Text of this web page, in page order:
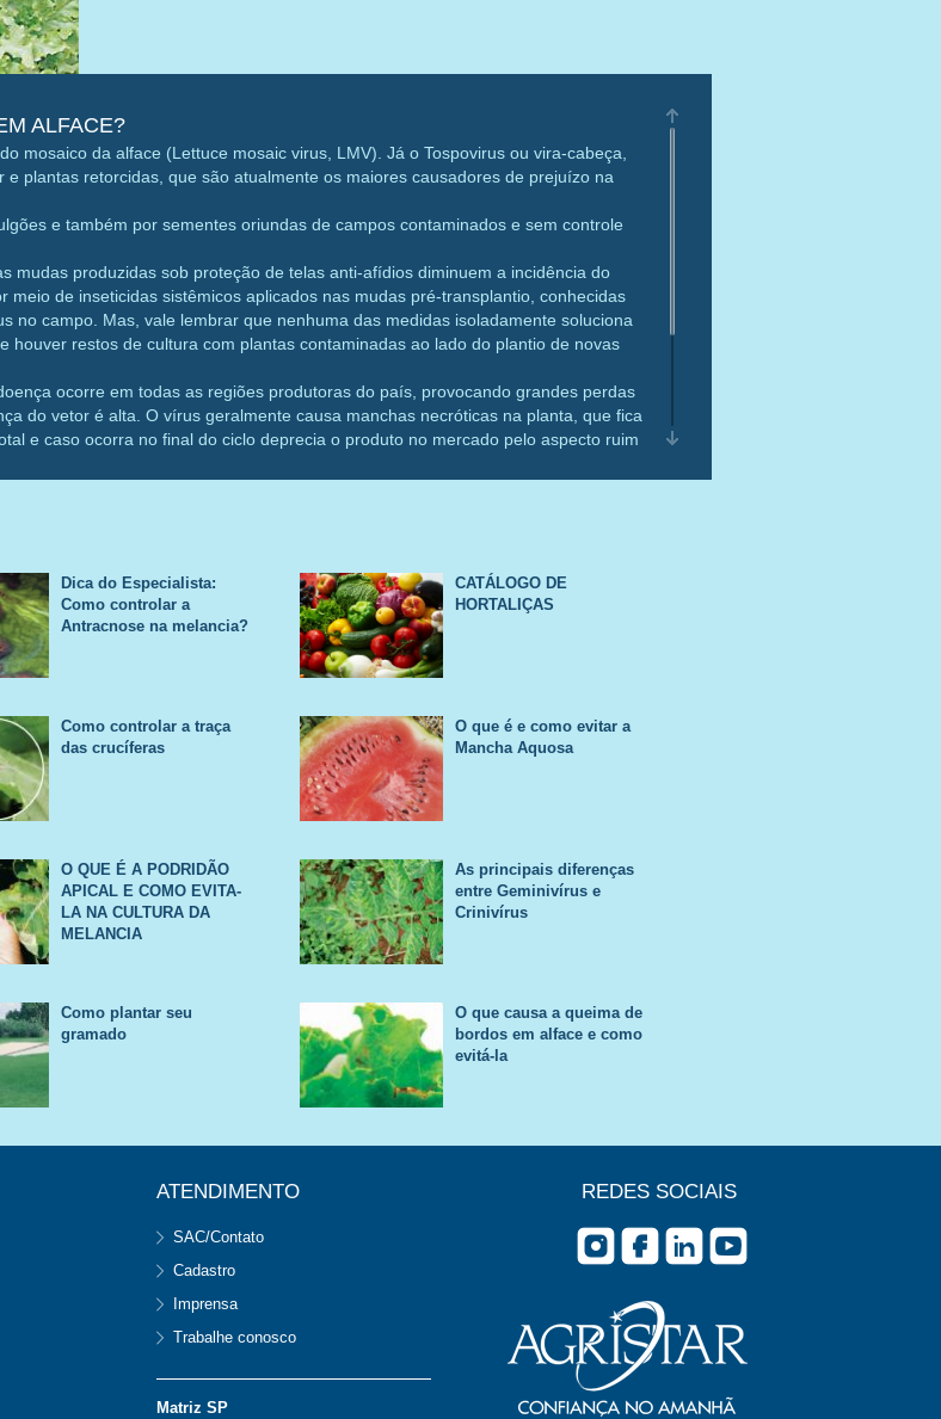
ALFACE?
mosaico da alface (Lettuce mosaic virus, LMV). Já o Tospovirus ou vira-cabeça,
plantas retorcidas, que são atualmente os maiores causadores de prejuízo na
e também por sementes oriundas de campos contaminados e sem controle
mudas produzidas sob proteção de telas anti-afídios diminuem a incidência do
de inseticidas sistêmicos aplicados nas mudas pré-transplantio, conhecidas
no campo. Mas, vale lembrar que nenhuma das medidas isoladamente soluciona
houver restos de cultura com plantas contaminadas ao lado do plantio de novas
ocorre em todas as regiões produtoras do país, provocando grandes perdas
do vetor é alta. O vírus geralmente causa manchas necróticas na planta, que fica
e caso ocorra no final do ciclo deprecia o produto no mercado pelo aspecto ruim
Dica do Especialista:
Como controlar a
Antracnose na melancia?
CATÁLOGO DE
HORTALIÇAS
Como controlar a traça
das crucíferas
O que é e como evitar a
Mancha Aquosa
O QUE É A PODRIDÃO
APICAL E COMO EVITA-
LA NA CULTURA DA
MELANCIA
As principais diferenças
entre Geminivírus e
Crinivírus
Como plantar seu
gramado
O que causa a queima de
bordos em alface e como
evitá-la
ATENDIMENTO
SAC/Contato
Cadastro
Imprensa
Trabalhe conosco
Matriz SP
REDES SOCIAIS